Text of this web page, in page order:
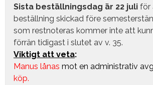
Sista beställningsdag är 22 juli för
beställning skickad före
som restnoteras kommer inte att
förrän tidigast i slutet av v. 35.
Viktigt att veta:
Manus lånas mot en administrativ
köp.